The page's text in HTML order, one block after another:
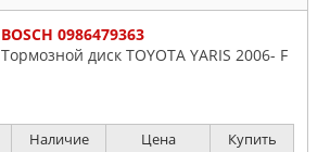
BOSCH 0986479363
Тормозной диск TOYOTA YARIS 2006- F
Наличие Цена Купить